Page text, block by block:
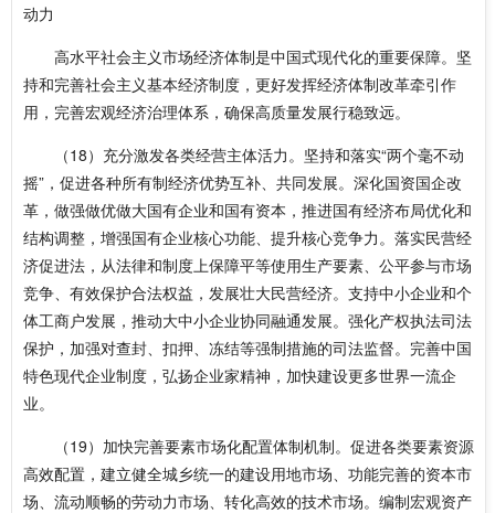
动力
高水平社会主义市场经济体制是中国式现代化的重要保障。坚
持和完善社会主义基本经济制度，更好发挥经济体制改革牵引作
用，完善宏观经济治理体系，确保高质量发展行稳致远。
（18）充分激发各类经营主体活力。坚持和落实“两个毫不动
摇”，促进各种所有制经济优势互补、共同发展。深化国资国企改
革，做强做优做大国有企业和国有资本，推进国有经济布局优化和
结构调整，增强国有企业核心功能、提升核心竞争力。落实民营经
济促进法，从法律和制度上保障平等使用生产要素、公平参与市场
竞争、有效保护合法权益，发展壮大民营经济。支持中小企业和个
体工商户发展，推动大中小企业协同融通发展。强化产权执法司法
保护，加强对查封、扣押、冻结等强制措施的司法监督。完善中国
特色现代企业制度，弘扬企业家精神，加快建设更多世界一流企
业。
（19）加快完善要素市场化配置体制机制。促进各类要素资源
高效配置，建立健全城乡统一的建设用地市场、功能完善的资本市
场、流动顺畅的劳动力市场、转化高效的技术市场。编制宏观资产